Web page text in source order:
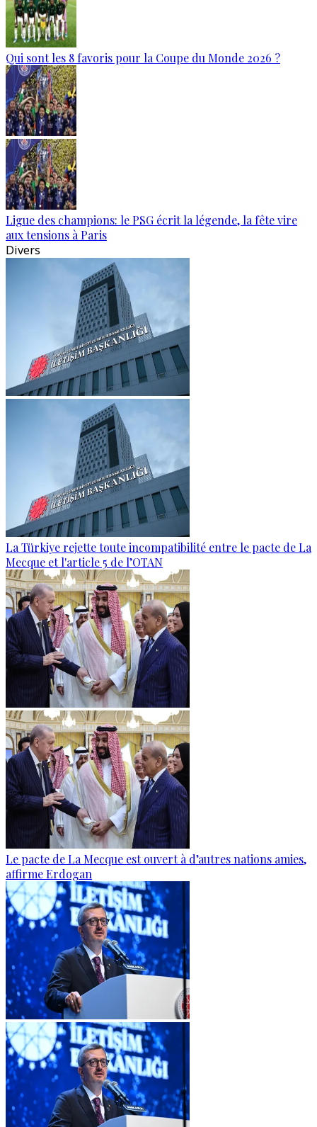
Qui sont les 8 favoris pour la Coupe du Monde 2026 ?
Ligue des champions: le PSG écrit la légende, la fête vire
aux tensions à Paris
Divers
La Türkiye rejette toute incompatibilité entre le pacte de La
Mecque et l'article 5 de l’OTAN
Le pacte de La Mecque est ouvert à d’autres nations amies,
affirme Erdogan